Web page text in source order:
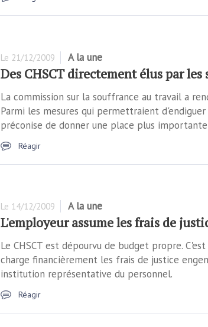
Le 21/12/2009 A la une
Des CHSCT directement élus par les
La commission sur la souffrance au travail a
Parmi les mesures qui permettraient
préconise de donner une place plus
Réagir
Le 14/12/2009 A la une
L'employeur assume les frais de
Le CHSCT est dépourvu de budget propre.
charge financièrement les frais de justice
institution représentative du personnel.
Réagir